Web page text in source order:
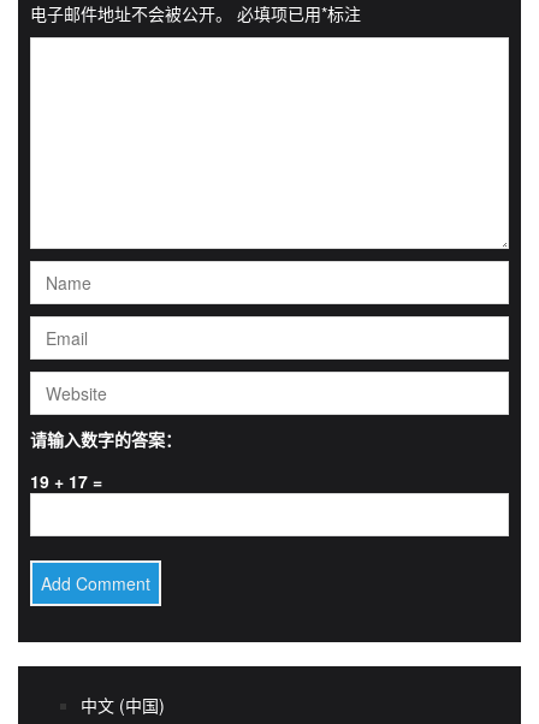
电子邮件地址不会被公开。 必填项已用*标注
请输入数字的答案：
19 + 17 =
中文 (中国)